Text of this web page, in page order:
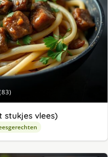
stukjes vlees)